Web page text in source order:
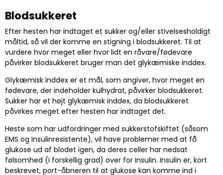
Blodsukkeret
Efter hesten har indtaget et sukker og/eller stivelsesholdigt
måltid, så vil der komme en stigning i blodsukkeret. Til at
vurdere hvor meget eller hvor lidt en råvare/fødevare
påvirker blodsukkeret bruger man det glykæmiske inddex.
Glykæmisk inddex er et mål, som angiver, hvor meget en
fødevare, der indeholder kulhydrat, påvirker blodsukkeret.
Sukker har et højt glykæmisk inddex, da blodsukkeret
påvirkes meget efter hesten har indtaget det.
Heste som har udfordringer med sukkerstofskiftet (såsom
EMS og Insulinresistente), vil have problemer med at få
glukose ud af blodet igen, da deres celler har nedsat
følsomhed (i forskellig grad) over for Insulin. Insulin er, kort
beskrevet, port-åbneren til at glukose kan komme ind i